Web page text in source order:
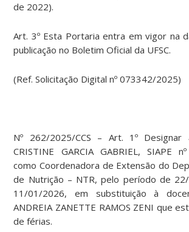
de 2022).
Art. 3º Esta Portaria entra em vigor na
publicação no Boletim Oficial da UFSC.
(Ref. Solicitação Digital nº 073342/2025)
Nº 262/2025/CCS – Art. 1º Designar
CRISTINE GARCIA GABRIEL, SIAPE
como Coordenadora de Extensão do
de Nutrição – NTR, pelo período de
11/01/2026, em substituição à
ANDREIA ZANETTE RAMOS ZENI que
de férias.